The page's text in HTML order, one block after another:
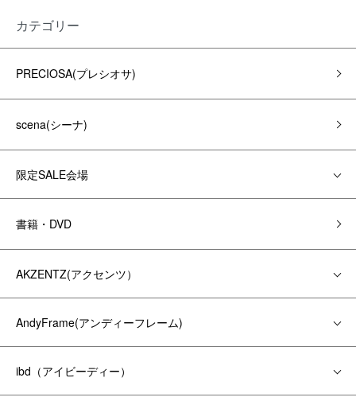
カテゴリー
PRECIOSA(プレシオサ)
scena(シーナ)
限定SALE会場
書籍・DVD
AKZENTZ(アクセンツ）
AndyFrame(アンディーフレーム)
ibd（アイビーディー）